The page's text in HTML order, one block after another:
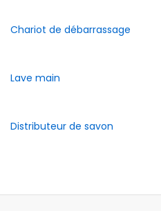
Chariot de débarrassage
Lave main
Distributeur de savon